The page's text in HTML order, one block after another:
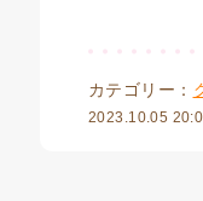
カテゴリー：
2023.10.05